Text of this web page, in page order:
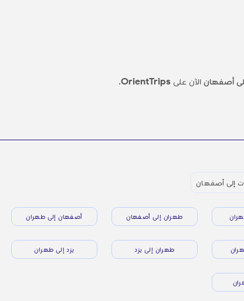
أصفهان الآن على OrientTrips
.
إلى أصفهان
طهران إلى أصفهان أصفهان إلى طهران
طهران إلى يزد يزد إلى طهران